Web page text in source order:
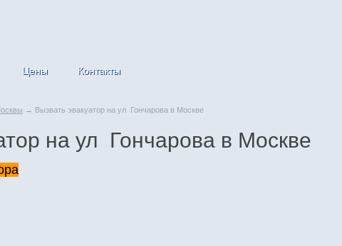
Цены Контакты
→ Вызвать эвакуатор на ул Гончарова в Москве
на ул Гончарова в Москве